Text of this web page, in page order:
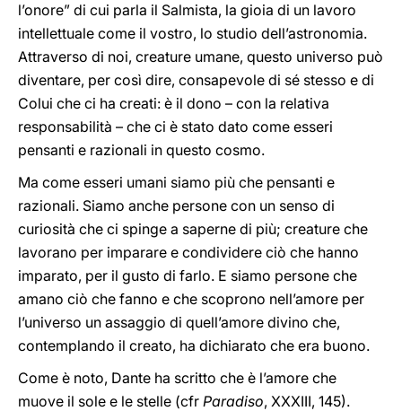
l’onore” di cui parla il Salmista, la gioia di un lavoro
intellettuale come il vostro, lo studio dell’astronomia.
Attraverso di noi, creature umane, questo universo può
diventare, per così dire, consapevole di sé stesso e di
Colui che ci ha creati: è il dono – con la relativa
responsabilità – che ci è stato dato come esseri
pensanti e razionali in questo cosmo.
Ma come esseri umani siamo più che pensanti e
razionali. Siamo anche persone con un senso di
curiosità che ci spinge a saperne di più; creature che
lavorano per imparare e condividere ciò che hanno
imparato, per il gusto di farlo. E siamo persone che
amano ciò che fanno e che scoprono nell’amore per
l’universo un assaggio di quell’amore divino che,
contemplando il creato, ha dichiarato che era buono.
Come è noto, Dante ha scritto che è l’amore che
muove il sole e le stelle (cfr Paradiso, XXXIII, 145).